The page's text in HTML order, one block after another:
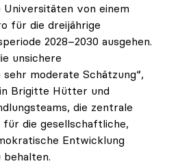
Universitäten von einem
für die dreijährige
2028–2030 ausgehen.
unsichere
moderate Schätzung“,
Brigitte Hütter und
die zentrale
die gesellschaftliche,
Entwicklung